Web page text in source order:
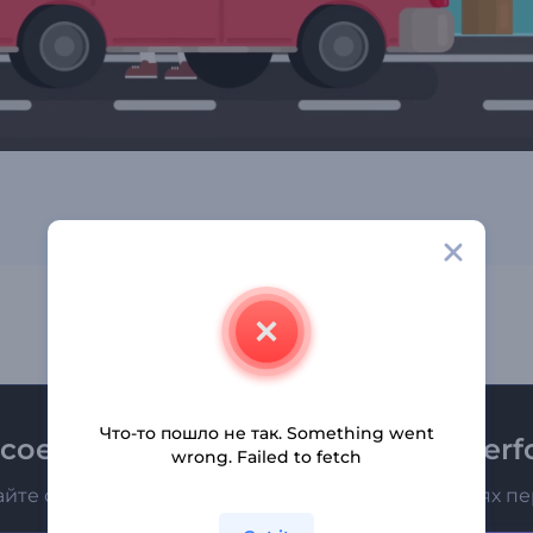
к рассылке
о последних новостях и новых предложениях
Что-то пошло не так. Something went
wrong. Failed to fetch